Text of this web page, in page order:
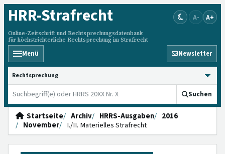
HRR-Strafrecht
Online-Zeitschrift und Rechtsprechungsdatenbank
für höchstrichterliche Rechtsprechung im Strafrecht
A- A+
Menü Newsletter
HRRS durchsuchen
Suchen
Startseite Archiv HRRS-Ausgaben
2016
November
I./II. Materielles Strafrecht